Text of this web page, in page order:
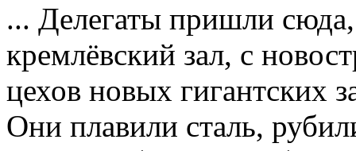
... Делегаты пришли
кремлёвский зал, с
цехов новых гигантских
Они плавили сталь,